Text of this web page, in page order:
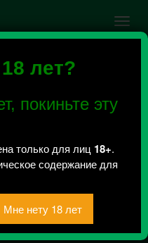
лет?
покиньте эту
только для лиц 18+.
содержание для
на сервисе
0 сообщений
0